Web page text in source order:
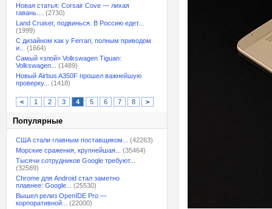
Новая статья: Corsair Cove — лихая
гавань....
(2730)
Land Cruiser, подвинься. В Россию едет...
(1999)
С дизайном как у Ferrari, полным приводом
и...
(1664)
Самый «злой» Volkswagen Tiguan:
Volkswagen...
(1489)
Новый Airbus A350F прошел важнейшую
проверку...
(1418)
< 1 2 3 4 5 6 7 8 >
Популярные
США стали главным поставщиком...
(42263)
Морские сражения, крупнейшая...
(35464)
Тысячи сотрудников Google требуют...
(32589)
Chrome для Android стал заметно
плавнее: Google...
(25530)
Вышел релиз OpenIDE Pro —
корпоративной...
(22000)